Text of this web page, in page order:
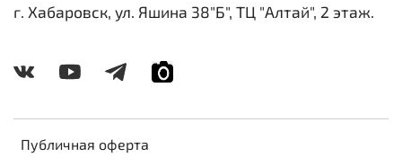
Публичная оферта
г. Хабаровск, ул. Яшина 38"Б", ТЦ "Алтай", 2 этаж.